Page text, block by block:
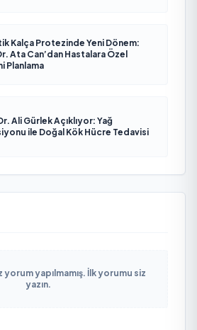
Kalça Protezinde Yeni Dönem:
Ata Can’dan Hastalara Özel
Planlama
Ali Gürlek Açıklıyor: Yağ
ile Doğal Kök Hücre Tedavisi
yorum yapılmamış. İlk yorumu siz
yazın.